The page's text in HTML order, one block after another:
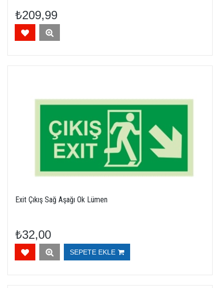
₺209,99
Exit Çıkış Sağ Aşağı Ok Lümen
₺32,00
SEPETE EKLE